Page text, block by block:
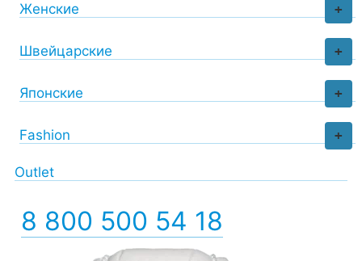
+
Женские
+
Швейцарские
+
Японские
+
Fashion
Outlet
8 800 500 54 18